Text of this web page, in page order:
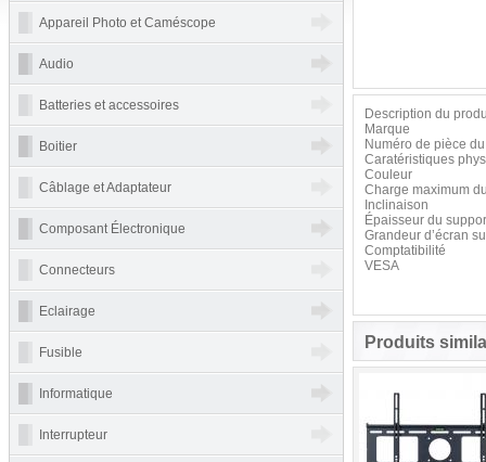
Description du
Marque
Numéro de pièce
Caratéristiques
Couleur
Charge maximum
Inclinaison
Épaisseur du
Grandeur d’écran
Comptatibilité
VESA
Produits
Appareil Photo et Caméscope
Audio
Batteries et accessoires
Boitier
Câblage et Adaptateur
Composant Électronique
Connecteurs
Eclairage
Fusible
Informatique
Interrupteur